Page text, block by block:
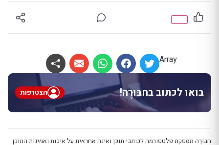
Array
בואו לכתוב בחבּוּרֶה! הצטרפות
חבּוּרֶה מספקת פלטפורמה לכותבי תוכן ואינה אחראית על איכות ואמינות התוכן